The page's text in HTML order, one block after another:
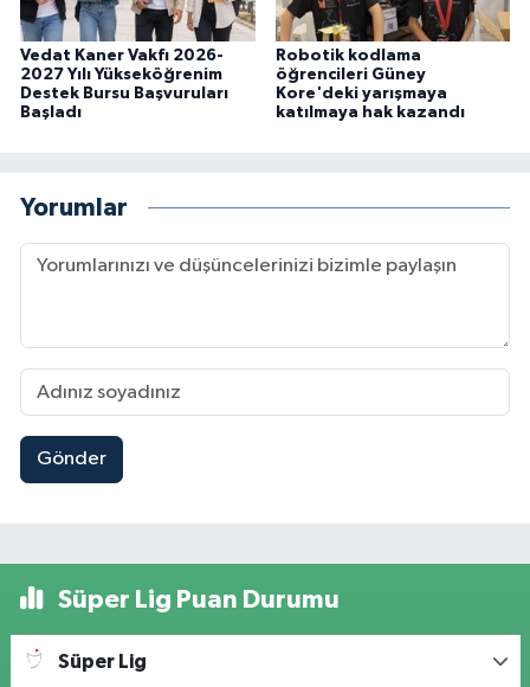
Vedat Kaner Vakfı 2026-
2027 Yılı Yükseköğrenim
Destek Bursu Başvuruları
Başladı
Robotik kodlama
öğrencileri Güney
Kore'deki yarışmaya
katılmaya hak kazandı
Yorumlar
Gönder
Süper Lig Puan Durumu
Süper Lig